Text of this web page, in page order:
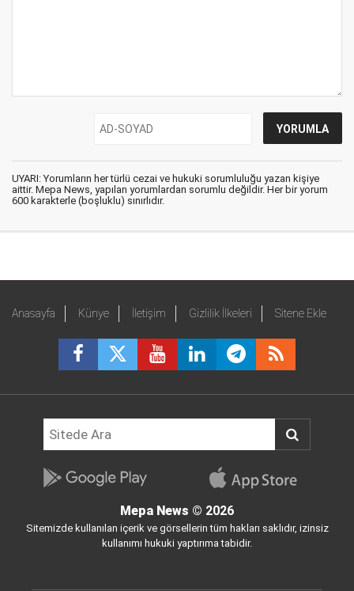
UYARI: Yorumların her türlü cezai ve hukuki sorumluluğu yazan kişiye
aittir. Mepa News, yapılan yorumlardan sorumlu değildir. Her bir yorum
600 karakterle (boşluklu) sınırlıdır.
Anasayfa Künye İletişim Gizlilik İlkeleri Sitene Ekle
Mepa News © 2026
Sitemizde kullanılan içerik ve görsellerin tüm hakları saklıdır, izinsiz
kullanımı hukuki yaptırıma tabidir.